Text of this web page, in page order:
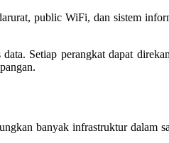
public WiFi, dan sistem
Setiap perangkat dapat
banyak infrastruktur dalam